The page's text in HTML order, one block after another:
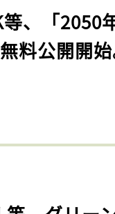
等、「2050
料公開開